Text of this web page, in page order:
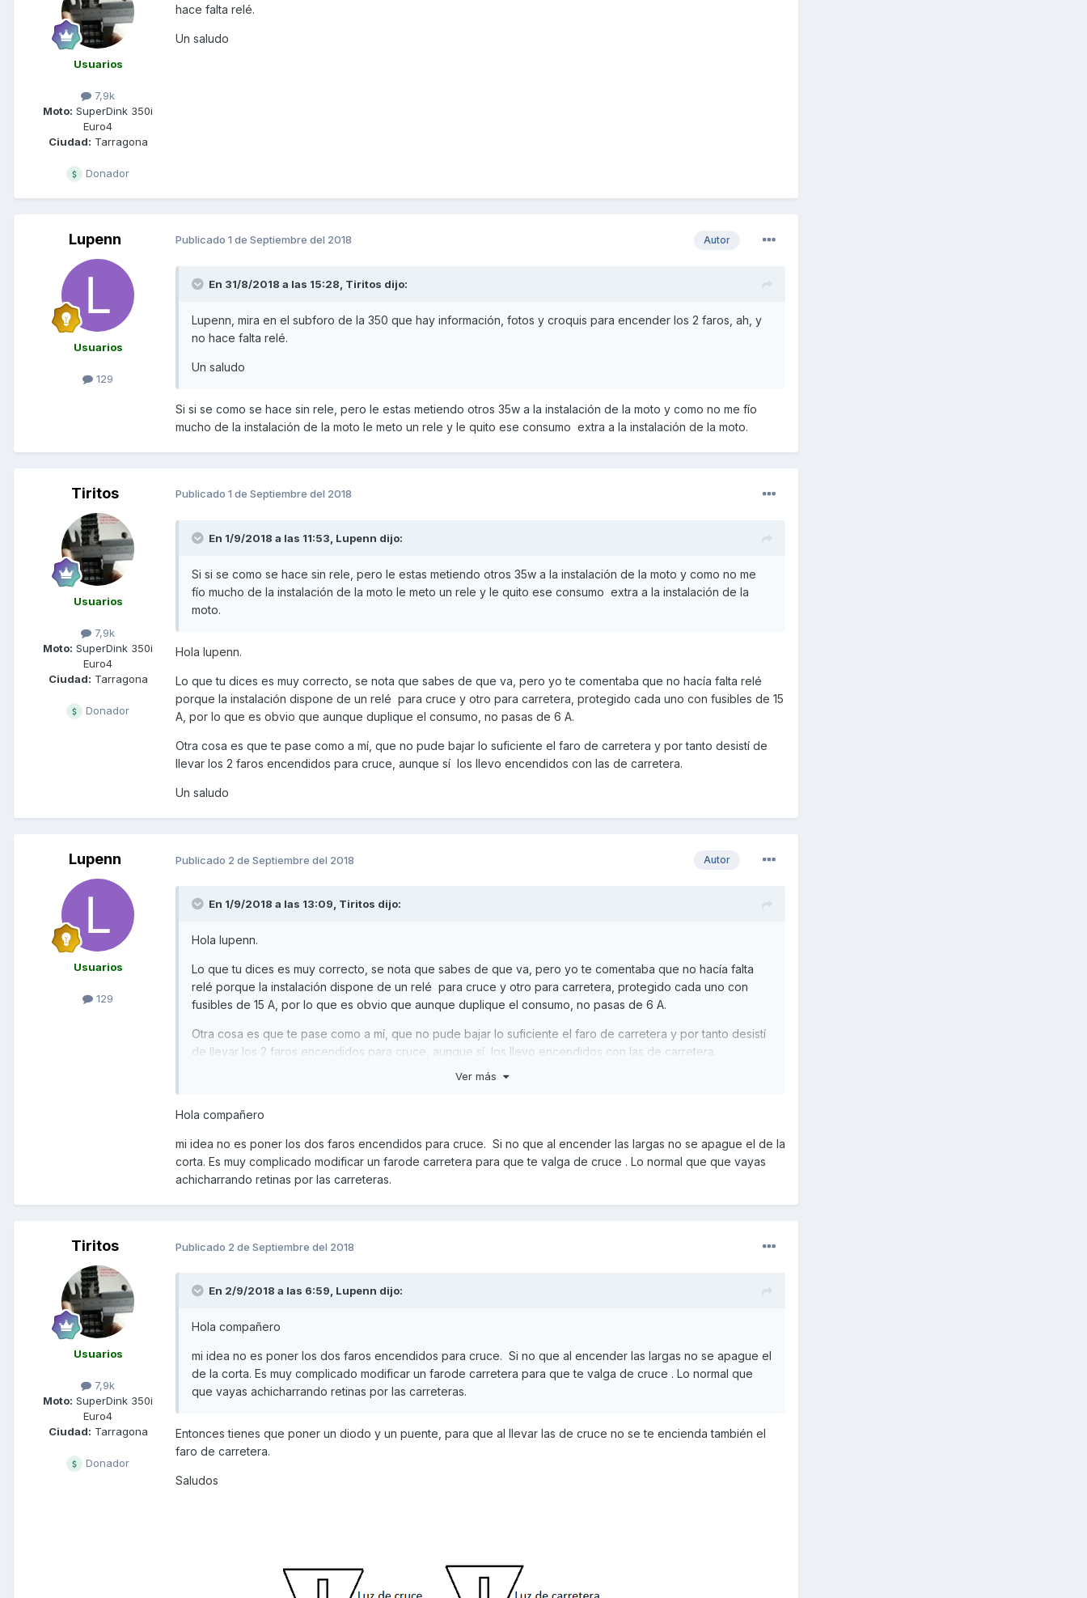
Usuarios
7,9k
Moto: SuperDink 350i
Euro4
Ciudad: Tarragona
Donador
hace falta relé.
Un saludo
Lupenn
Usuarios
129
Autor
Publicado 1 de Septiembre del 2018
En 31/8/2018 a las 15:28, Tiritos dijo:
Lupenn, mira en el subforo de la 350 que hay información, fotos y croquis para encender los 2 faros, ah, y
no hace falta relé.
Un saludo
Si si se como se hace sin rele, pero le estas metiendo otros 35w a la instalación de la moto y como no me fío
mucho de la instalación de la moto le meto un rele y le quito ese consumo extra a la instalación de la moto.
Tiritos
Usuarios
7,9k
Moto: SuperDink 350i
Euro4
Ciudad: Tarragona
Donador
Publicado 1 de Septiembre del 2018
En 1/9/2018 a las 11:53, Lupenn dijo:
Si si se como se hace sin rele, pero le estas metiendo otros 35w a la instalación de la moto y como no me
fío mucho de la instalación de la moto le meto un rele y le quito ese consumo extra a la instalación de la
moto.
Hola lupenn.
Lo que tu dices es muy correcto, se nota que sabes de que va, pero yo te comentaba que no hacía falta relé
porque la instalación dispone de un relé para cruce y otro para carretera, protegido cada uno con fusibles de 15
A, por lo que es obvio que aunque duplique el consumo, no pasas de 6 A.
Otra cosa es que te pase como a mí, que no pude bajar lo suficiente el faro de carretera y por tanto desistí de
llevar los 2 faros encendidos para cruce, aunque sí los llevo encendidos con las de carretera.
Un saludo
Lupenn
Usuarios
129
Autor
Publicado 2 de Septiembre del 2018
En 1/9/2018 a las 13:09, Tiritos dijo:
Hola lupenn.
Lo que tu dices es muy correcto, se nota que sabes de que va, pero yo te comentaba que no hacía falta
relé porque la instalación dispone de un relé para cruce y otro para carretera, protegido cada uno con
fusibles de 15 A, por lo que es obvio que aunque duplique el consumo, no pasas de 6 A.
Otra cosa es que te pase como a mí, que no pude bajar lo suficiente el faro de carretera y por tanto desistí
de llevar los 2 faros encendidos para cruce, aunque sí los llevo encendidos con las de carretera.
Ver más
Hola compañero
mi idea no es poner los dos faros encendidos para cruce. Si no que al encender las largas no se apague el de la
corta. Es muy complicado modificar un farode carretera para que te valga de cruce . Lo normal que que vayas
achicharrando retinas por las carreteras.
Tiritos
Usuarios
7,9k
Moto: SuperDink 350i
Euro4
Ciudad: Tarragona
Donador
Publicado 2 de Septiembre del 2018
En 2/9/2018 a las 6:59, Lupenn dijo:
Hola compañero
mi idea no es poner los dos faros encendidos para cruce. Si no que al encender las largas no se apague el
de la corta. Es muy complicado modificar un farode carretera para que te valga de cruce . Lo normal que
que vayas achicharrando retinas por las carreteras.
Entonces tienes que poner un diodo y un puente, para que al llevar las de cruce no se te encienda también el
faro de carretera.
Saludos